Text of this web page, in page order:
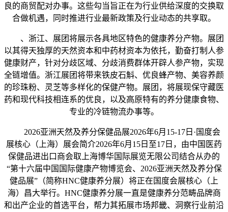
良的商贸配对办事。这些勾当旨正在为行业供给深度的交换取
合做机遇，同时推进行业最新政策及行业动态的共享取。
、浙江、展团将展示各具地区特色的健康养分产物。展团
以其得天独厚的天然资本和中药材资本为依托，勤奋打制人参
健康财产，针对分歧区域、分歧消费群体开辟人参产物，实现
全链增值。浙江展团将带来铁皮石斛、优良蜂产物、美容养颜
的珍珠粉、灵芝等多样化的保健产物。展团，将展现保守藏医
药和现代科技相连系的优良，以及高原特有的养分健康食物、
专业的冷链物流办事等。
2026亚洲天然及养分保健品展2026年6月15-17日·国度会
展核心（上海）展会简介2026年6月15日至17日，由中国医药
保健品进出口商会取上海博华国际展览无限公司结合从办的
“第十六届中国国际健康产物博览会、2026亚洲天然及养分保
健品展”（简称HNC健康养分展）将正在国度会展核心（上
海）昌大举行。HNC健康养分展一直是健康养分范畴品牌商
和出产企业的首选平台，帮力其拓展市场邦畿、洞察行业前沿